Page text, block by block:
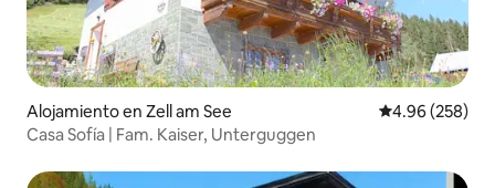
Alojamiento en Zell am See Calificación
4.96 (258)
Casa Sofía | Fam. Kaiser, Unterguggen